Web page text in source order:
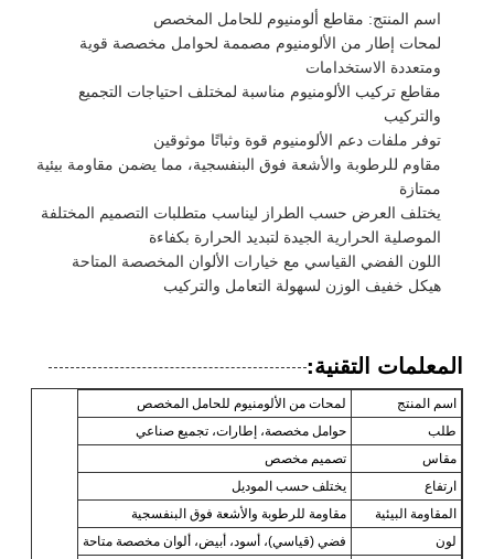
اسم المنتج: مقاطع ألومنيوم للحامل المخصص
لمحات إطار من الألومنيوم مصممة لحوامل مخصصة قوية
ومتعددة الاستخدامات
مقاطع تركيب الألومنيوم مناسبة لمختلف احتياجات التجميع
والتركيب
توفر ملفات دعم الألومنيوم قوة وثباتًا موثوقين
مقاوم للرطوبة والأشعة فوق البنفسجية، مما يضمن مقاومة بيئية
ممتازة
يختلف العرض حسب الطراز ليناسب متطلبات التصميم المختلفة
الموصلية الحرارية الجيدة لتبديد الحرارة بكفاءة
اللون الفضي القياسي مع خيارات الألوان المخصصة المتاحة
هيكل خفيف الوزن لسهولة التعامل والتركيب
المعلمات التقنية:
اسم المنتج
لمحات من الألومنيوم للحامل المخصص
طلب
حوامل مخصصة، إطارات، تجميع صناعي
مقاس
تصميم مخصص
ارتفاع
يختلف حسب الموديل
المقاومة البيئية
مقاومة للرطوبة والأشعة فوق البنفسجية
لون
فضي (قياسي)، أسود، أبيض، ألوان مخصصة متاحة